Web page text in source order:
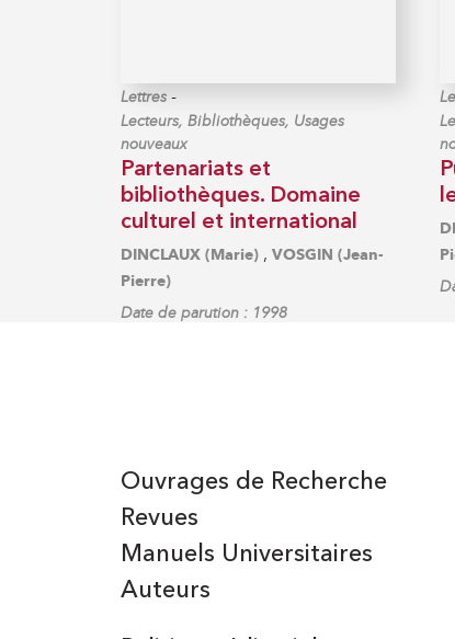
Lettres-
Lecteurs, Bibliothèques, Usages
nouveaux
Partenariats et
bibliothèques. Domaine
culturel et international
DINCLAUX (Marie), VOSGIN (Jean-
Pierre)
Date de parution : 1998
Auteurs
Manuels Universitaires
Ouvrages de Recherche
Revues